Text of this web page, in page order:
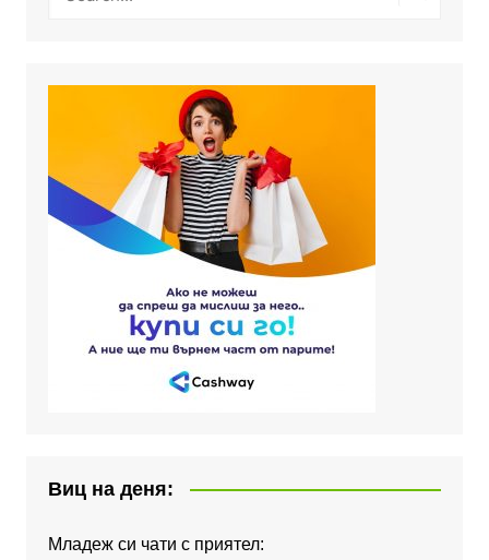
Виц на деня:
Младеж си чати с приятел: